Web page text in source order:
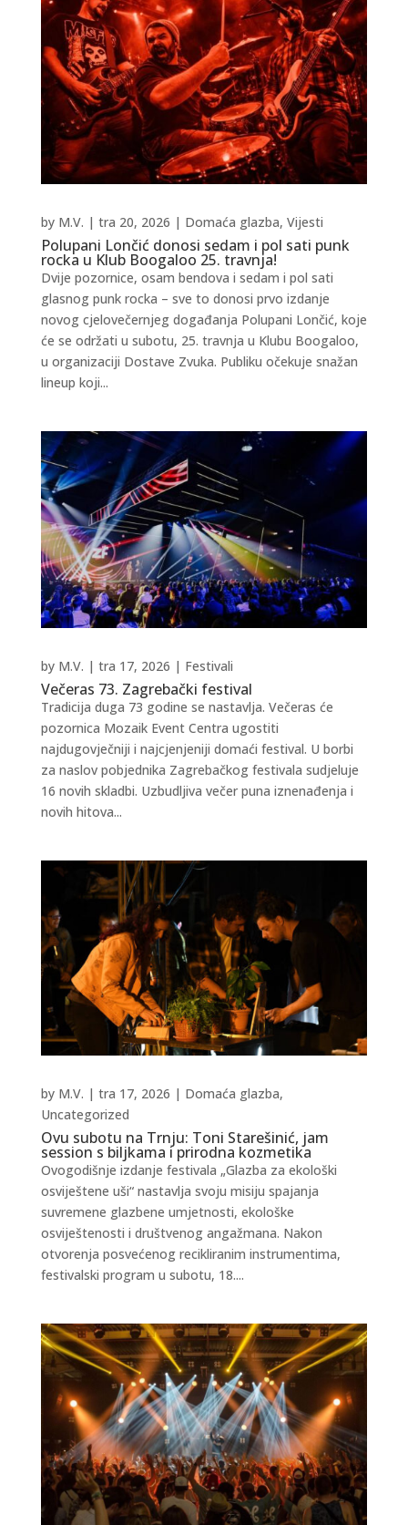
Polupani Lončić donosi sedam i pol sati punk
rocka u Klub Boogaloo 25. travnja!
by M.V. | tra 20, 2026 | Domaća glazba, Vijesti
Dvije pozornice, osam bendova i sedam i pol sati
glasnog punk rocka – sve to donosi prvo izdanje
novog cjelovečernjeg događanja Polupani Lončić, koje
će se održati u subotu, 25. travnja u Klubu Boogaloo,
u organizaciji Dostave Zvuka. Publiku očekuje snažan
lineup koji...
Večeras 73. Zagrebački festival
by M.V. | tra 17, 2026 | Festivali
Tradicija duga 73 godine se nastavlja. Večeras će
pozornica Mozaik Event Centra ugostiti
najdugovječniji i najcjenjeniji domaći festival. U borbi
za naslov pobjednika Zagrebačkog festivala sudjeluje
16 novih skladbi. Uzbudljiva večer puna iznenađenja i
novih hitova...
Ovu subotu na Trnju: Toni Starešinić, jam
session s biljkama i prirodna kozmetika
by M.V. | tra 17, 2026 | Domaća glazba,
Uncategorized
Ovogodišnje izdanje festivala „Glazba za ekološki
osviještene uši“ nastavlja svoju misiju spajanja
suvremene glazbene umjetnosti, ekološke
osviještenosti i društvenog angažmana. Nakon
otvorenja posvećenog recikliranim instrumentima,
festivalski program u subotu, 18....